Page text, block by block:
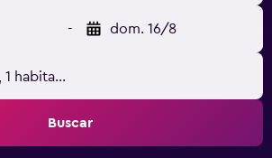
- dom. 16/8
habitación
Buscar